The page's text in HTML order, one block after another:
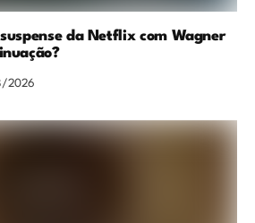
da Netflix com Wagner
2026